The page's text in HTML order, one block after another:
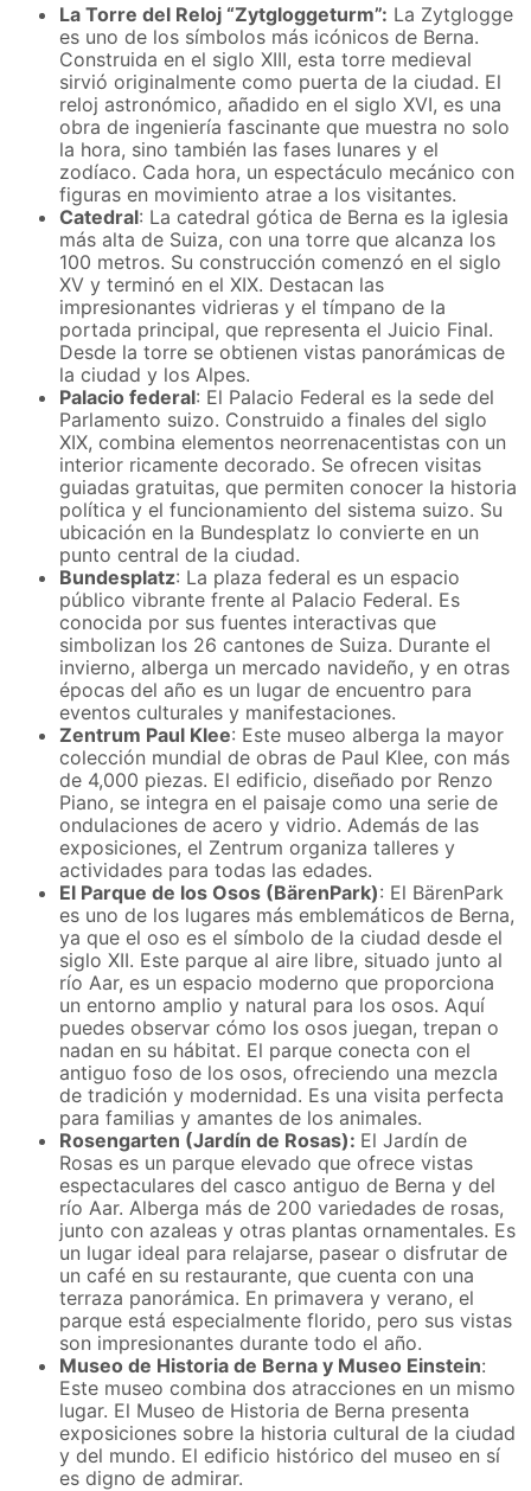
La Torre del Reloj “Zytgloggeturm”: La Zytglogge
es uno de los símbolos más icónicos de Berna.
Construida en el siglo XIII, esta torre medieval
sirvió originalmente como puerta de la ciudad. El
reloj astronómico, añadido en el siglo XVI, es una
obra de ingeniería fascinante que muestra no solo
la hora, sino también las fases lunares y el
zodíaco. Cada hora, un espectáculo mecánico con
figuras en movimiento atrae a los visitantes.
Catedral: La catedral gótica de Berna es la iglesia
más alta de Suiza, con una torre que alcanza los
100 metros. Su construcción comenzó en el siglo
XV y terminó en el XIX. Destacan las
impresionantes vidrieras y el tímpano de la
portada principal, que representa el Juicio Final.
Desde la torre se obtienen vistas panorámicas de
la ciudad y los Alpes.
Palacio federal: El Palacio Federal es la sede del
Parlamento suizo. Construido a finales del siglo
XIX, combina elementos neorrenacentistas con un
interior ricamente decorado. Se ofrecen visitas
guiadas gratuitas, que permiten conocer la historia
política y el funcionamiento del sistema suizo. Su
ubicación en la Bundesplatz lo convierte en un
punto central de la ciudad.
Bundesplatz: La plaza federal es un espacio
público vibrante frente al Palacio Federal. Es
conocida por sus fuentes interactivas que
simbolizan los 26 cantones de Suiza. Durante el
invierno, alberga un mercado navideño, y en otras
épocas del año es un lugar de encuentro para
eventos culturales y manifestaciones.
Zentrum Paul Klee: Este museo alberga la mayor
colección mundial de obras de Paul Klee, con más
de 4,000 piezas. El edificio, diseñado por Renzo
Piano, se integra en el paisaje como una serie de
ondulaciones de acero y vidrio. Además de las
exposiciones, el Zentrum organiza talleres y
actividades para todas las edades.
El Parque de los Osos (BärenPark): El BärenPark
es uno de los lugares más emblemáticos de Berna,
ya que el oso es el símbolo de la ciudad desde el
siglo XII. Este parque al aire libre, situado junto al
río Aar, es un espacio moderno que proporciona
un entorno amplio y natural para los osos. Aquí
puedes observar cómo los osos juegan, trepan o
nadan en su hábitat. El parque conecta con el
antiguo foso de los osos, ofreciendo una mezcla
de tradición y modernidad. Es una visita perfecta
para familias y amantes de los animales.
Rosengarten (Jardín de Rosas): El Jardín de
Rosas es un parque elevado que ofrece vistas
espectaculares del casco antiguo de Berna y del
río Aar. Alberga más de 200 variedades de rosas,
junto con azaleas y otras plantas ornamentales. Es
un lugar ideal para relajarse, pasear o disfrutar de
un café en su restaurante, que cuenta con una
terraza panorámica. En primavera y verano, el
parque está especialmente florido, pero sus vistas
son impresionantes durante todo el año.
Museo de Historia de Berna y Museo Einstein:
Este museo combina dos atracciones en un mismo
lugar. El Museo de Historia de Berna presenta
exposiciones sobre la historia cultural de la ciudad
y del mundo. El edificio histórico del museo en sí
es digno de admirar.